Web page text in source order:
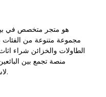
مجموعة متنوعة من الفئات
الطاولات والخزائن شراء
منصة تجمع بين
لاستعراض مجموعة واسعة من الخيارات.